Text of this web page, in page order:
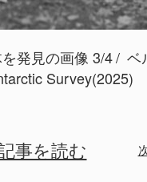
発見の画像 3/4
ベ
Survey(2025)
事を読む